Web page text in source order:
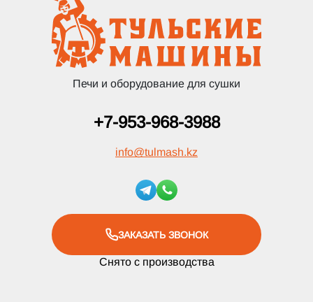
Печи и оборудование для сушки
+7-953-968-3988
info@tulmash.kz
ЗАКАЗАТЬ ЗВОНОК
Снято с производства